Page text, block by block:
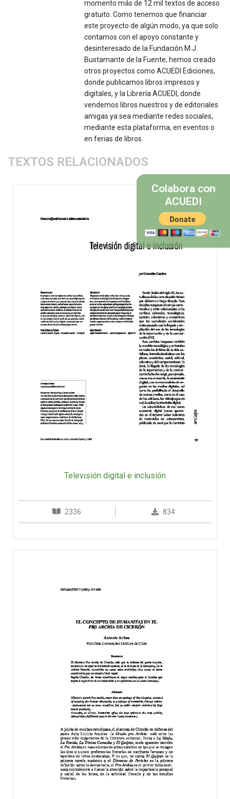
momento más de 12 mil textos de acceso
gratuito. Como tenemos que financiar
este proyecto de algún modo, ya que solo
contamos con el apoyo constante y
desinteresado de la Fundación M.J.
Bustamante de la Fuente, hemos creado
otros proyectos como ACUEDI Ediciones,
donde publicamos libros impresos y
digitales, y la Librería ACUEDI, donde
vendemos libros nuestros y de editoriales
amigas ya sea mediante redes sociales,
mediante esta plataforma, en eventos o
en ferias de libros.
TEXTOS RELACIONADOS
Televisión digital e inclusión
2336 834
Colabora con
ACUEDI